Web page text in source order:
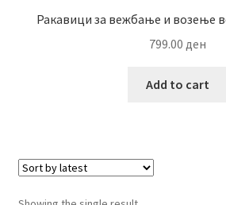
Ракавици за вежбање и возење
799.00 ден
Add to cart